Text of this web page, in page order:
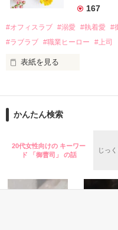
夏木美桜(なつきみお)
鳴海哲平 (なるみてっぺい)
2026.6.5～2026.7.25
＊以前、公開していた話の
なぜか恭司から飼い猫の
167
#オフィスラブ #溺愛 #執着愛 #
#ラブラブ #職業ヒーロー #上司
表紙を見る
ションの企画戦略室で働い
めた、同期で恋人の石垣守
いた。
守と由羅から『便利屋雛
た上、同居まで提案してき
かんたん検索
20代女性向けの キーワー
ド 「御曹司」 の話
じっ